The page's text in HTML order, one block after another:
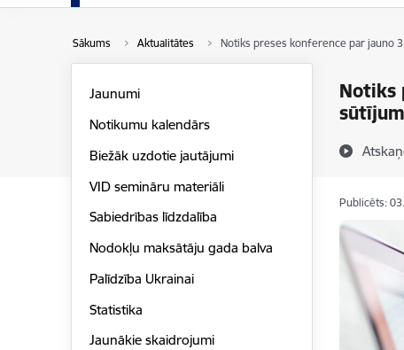
Sākums Aktualitātes Notiks preses konference par jauno
Notiks
Jaunumi
Notikumu kalendārs
Biežāk uzdotie jautājumi
VID semināru materiāli
Sabiedrības līdzdalība
Nodokļu maksātāju gada balva
Palīdzība Ukrainai
Statistika
Jaunākie skaidrojumi
Publicēts: